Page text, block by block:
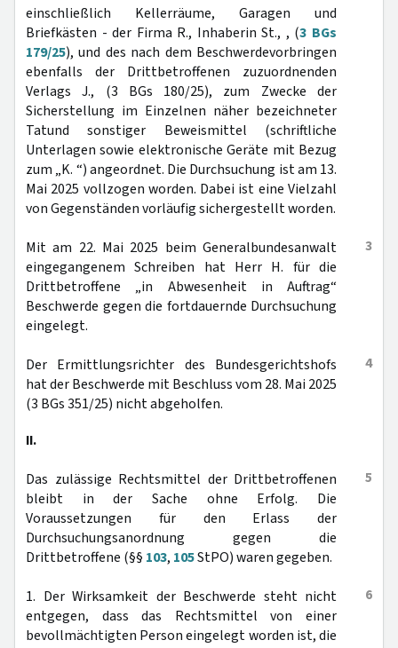
einschließlich Kellerräume, Garagen und
Briefkästen - der Firma R., Inhaberin St., , (3 BGs
179/25), und des nach dem Beschwerdevorbringen
ebenfalls der Drittbetroffenen zuzuordnenden
Verlags J., (3 BGs 180/25), zum Zwecke der
Sicherstellung im Einzelnen näher bezeichneter
Tatund sonstiger Beweismittel (schriftliche
Unterlagen sowie elektronische Geräte mit Bezug
zum „K. “) angeordnet. Die Durchsuchung ist am 13.
Mai 2025 vollzogen worden. Dabei ist eine Vielzahl
von Gegenständen vorläufig sichergestellt worden.
3
Mit am 22. Mai 2025 beim Generalbundesanwalt
eingegangenem Schreiben hat Herr H. für die
Drittbetroffene „in Abwesenheit in Auftrag“
Beschwerde gegen die fortdauernde Durchsuchung
eingelegt.
4
Der Ermittlungsrichter des Bundesgerichtshofs
hat der Beschwerde mit Beschluss vom 28. Mai 2025
(3 BGs 351/25) nicht abgeholfen.
II.
5
Das zulässige Rechtsmittel der Drittbetroffenen
bleibt in der Sache ohne Erfolg. Die
Voraussetzungen für den Erlass der
Durchsuchungsanordnung gegen die
Drittbetroffene (§§ 103, 105StPO) waren gegeben.
6
1. Der Wirksamkeit der Beschwerde steht nicht
entgegen, dass das Rechtsmittel von einer
bevollmächtigten Person eingelegt worden ist, die